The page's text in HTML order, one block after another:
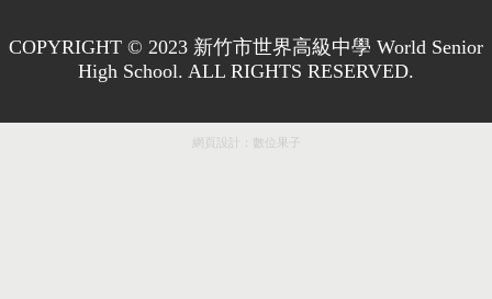
COPYRIGHT © 2023 新竹市世界高級中學 World Senior
High School. ALL RIGHTS RESERVED.
網頁設計： 數位果子